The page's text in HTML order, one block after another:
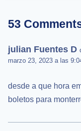
53
julian Fuentes D
marzo 23, 2023 a las
desde a que hora
boletos para